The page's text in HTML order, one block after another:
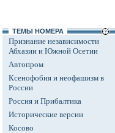
ТЕМЫ НОМЕРА
Признание независимости
Абхазии и Южной Осетии
Автопром
Ксенофобия и неофашизм в
России
Россия и Прибалтика
Исторические версии
Косово